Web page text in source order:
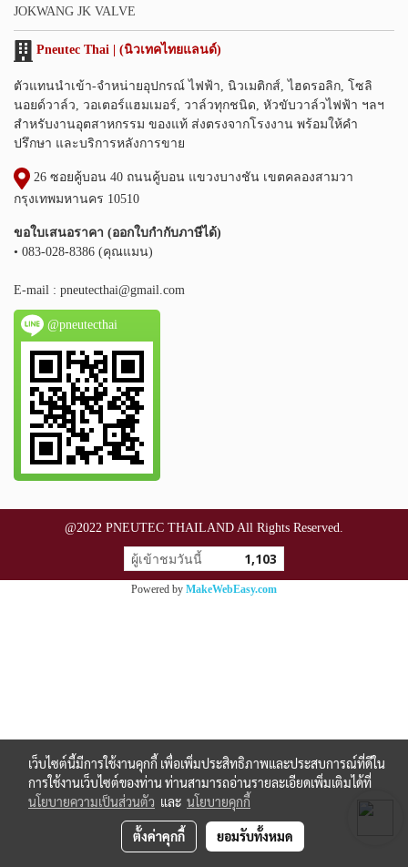
JOKWANG JK VALVE
Pneutec Thai | (นิวเทคไทยแลนด์)
ตัวแทนนำเข้า-จำหน่ายอุปกรณ์ ไฟฟ้า, นิวเมติกส์, ไฮดรอลิก, โซลิ
นอยด์วาล์ว, วอเตอร์แฮมเมอร์, วาล์วทุกชนิด, หัวขับวาล์วไฟฟ้า ฯลฯ
สำหรับงานอุตสาหกรรม ของแท้ ส่งตรงจากโรงงาน พร้อมให้คำ
ปรึกษา และบริการหลังการขาย
26 ซอยคู้บอน 40 ถนนคู้บอน แขวงบางชัน เขตคลองสามวา
กรุงเทพมหานคร 10510
ขอใบเสนอราคา (ออกใบกำกับภาษีได้)
• 083-028-8386 (คุณแมน)
E-mail : pneutecthai@gmail.com
@pneutecthai
@2022 PNEUTEC THAILAND All Rights Reserved.
ผู้เข้าชมวันนี้ 1,103
Powered by MakeWebEasy.com
เว็บไซต์นี้มีการใช้งานคุกกี้ เพื่อเพิ่มประสิทธิภาพและประสบการณ์ที่ดีใน
การใช้งานเว็บไซต์ของท่าน ท่านสามารถอ่านรายละเอียดเพิ่มเติมได้ที่
นโยบายความเป็นส่วนตัว และ นโยบายคุกกี้
ตั้งค่าคุกกี้ ยอมรับทั้งหมด